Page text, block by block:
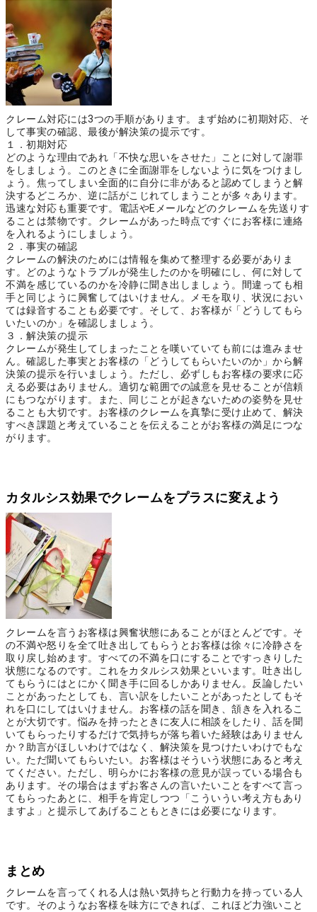
クレーム対応には3つの手順があります。まず始めに初期対応、そ
して事実の確認、最後が解決策の提示です。
１．初期対応
どのような理由であれ「不快な思いをさせた」ことに対して謝罪
をしましょう。このときに全面謝罪をしないように気をつけまし
ょう。焦ってしまい全面的に自分に非があると認めてしまうと解
決するどころか、逆に話がこじれてしまうことが多々あります。
迅速な対応も重要です。電話やEメールなどのクレームを先送りす
ることは禁物です。クレームがあった時点ですぐにお客様に連絡
を入れるようにしましょう。
２．事実の確認
クレームの解決のためには情報を集めて整理する必要がありま
す。どのようなトラブルが発生したのかを明確にし、何に対して
不満を感じているのかを冷静に聞き出しましょう。間違っても相
手と同じように興奮してはいけません。メモを取り、状況におい
ては録音することも必要です。そして、お客様が「どうしてもら
いたいのか」を確認しましょう。
３．解決策の提示
クレームが発生してしまったことを嘆いていても前には進みませ
ん。確認した事実とお客様の「どうしてもらいたいのか」から解
決策の提示を行いましょう。ただし、必ずしもお客様の要求に応
える必要はありません。適切な範囲での誠意を見せることが信頼
にもつながります。また、同じことが起きないための姿勢を見せ
ることも大切です。お客様のクレームを真摯に受け止めて、解決
すべき課題と考えていることを伝えることがお客様の満足につな
がります。
カタルシス効果でクレームをプラスに変えよう
クレームを言うお客様は興奮状態にあることがほとんどです。そ
の不満や怒りを全て吐き出してもらうとお客様は徐々に冷静さを
取り戻し始めます。すべての不満を口にすることですっきりした
状態になるのです。これをカタルシス効果といいます。吐き出し
てもらうにはとにかく聞き手に回るしかありません。反論したい
ことがあったとしても、言い訳をしたいことがあったとしてもそ
れを口にしてはいけません。お客様の話を聞き、頷きを入れるこ
とが大切です。悩みを持ったときに友人に相談をしたり、話を聞
いてもらったりするだけで気持ちが落ち着いた経験はありません
か？助言がほしいわけではなく、解決策を見つけたいわけでもな
い。ただ聞いてもらいたい。お客様はそういう状態にあると考え
てください。ただし、明らかにお客様の意見が誤っている場合も
あります。その場合はまずお客さんの言いたいことをすべて言っ
てもらったあとに、相手を肯定しつつ「こういうい考え方もあり
ますよ」と提示してあげることもときには必要になります。
まとめ
クレームを言ってくれる人は熱い気持ちと行動力を持っている人
です。そのようなお客様を味方にできれば、これほど力強いこと